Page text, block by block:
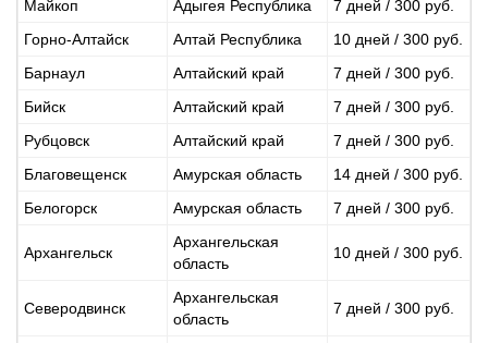
Майкоп
Адыгея Республика
7 дней / 300 руб.
Горно-Алтайск
Алтай Республика
10 дней / 300 руб.
Барнаул
Алтайский край
7 дней / 300 руб.
Бийск
Алтайский край
7 дней / 300 руб.
Рубцовск
Алтайский край
7 дней / 300 руб.
Благовещенск
Амурская область
14 дней / 300 руб.
Белогорск
Амурская область 7 дней / 300 руб.
Архангельск
Архангельская
область
10 дней / 300 руб.
Северодвинск
Архангельская
область
7 дней / 300 руб.